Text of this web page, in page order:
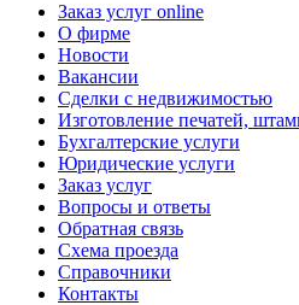
Заказ услуг online
О фирме
Новости
Вакансии
Сделки с недвижимостью
Изготовление печатей,
Бухгалтерские услуги
Юридические услуги
Заказ услуг
Вопросы и ответы
Обратная связь
Схема проезда
Справочники
Контакты